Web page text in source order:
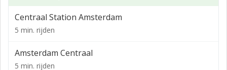
€ 3.400,- per parkeerplaats per jaar, exclusief BTW.
P.M.
Centraal Station Amsterdam
5 min. rijden
Amsterdam Centraal
5 min. rijden